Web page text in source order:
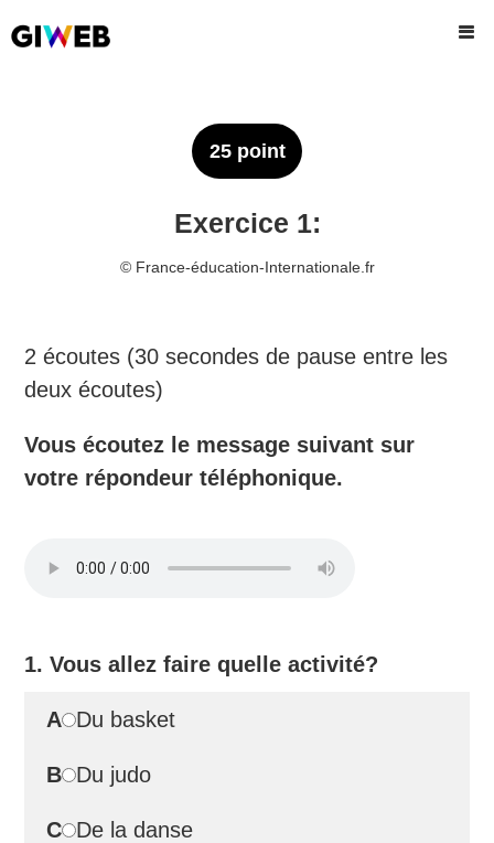
25 point
Exercice 1:
©️ France-éducation-Internationale.fr
2 écoutes (30 secondes de pause entre les
deux écoutes)
Vous écoutez le message suivant sur
votre répondeur téléphonique.
1. Vous allez faire quelle activité?
A Du basket
B Du judo
C De la danse